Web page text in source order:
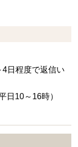
4日程度で返信い
10～16時）